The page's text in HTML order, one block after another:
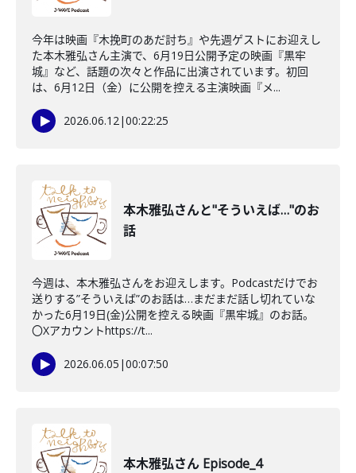
今年は映画『木挽町のあだ討ち』や先週ゲストにお迎えし
た本木雅弘さん主演で、6月19日公開予定の映画『黒牢
城』など、話題の次々と作品に出演されています。初回
は、6月12日（金）に公開を控える主演映画『メ...
2026.06.12|00:22:25
本木雅弘さんと"そういえば…"のお
話
今週は、本木雅弘さんをお迎えします。Podcastだけでお
送りする”そういえば”のお話は…まだまだ話し切れていな
かった6月19日(金)公開を控える映画『黒牢城』のお話。
〇Xアカウントhttps://t...
2026.06.05 |00:07:50
本木雅弘さん Episode_4